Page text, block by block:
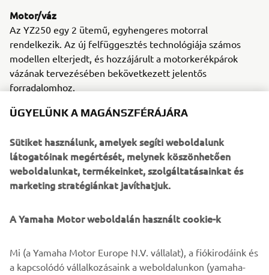
Motor/váz
Az YZ250 egy 2 ütemű, egyhengeres motorral
rendelkezik. Az új felfüggesztés technológiája számos
modellen elterjedt, és hozzájárult a motorkerékpárok
vázának tervezésében bekövetkezett jelentős
forradalomhoz.
1974 55A
©Yamaha Motor Europe N.V. / Yamaha Motor Co., Ltd.
kereskedelmi vagy nem kereskedelmi célokra nem
használhatók fel a Yamaha Motor Europe N.V. és/vagy a
ÜGYELÜNK A MAGÁNSZFÉRÁJÁRA
Sütiket használunk, amelyek segíti weboldalunk
látogatóinak megértését, melynek köszönhetően
weboldalunkat, termékeinket, szolgáltatásainkat és
marketing stratégiánkat javíthatjuk.
A Yamaha Motor weboldalán használt cookie-k
Mi (a Yamaha Motor Europe N.V. vállalat), a fiókirodáink és
a kapcsolódó vállalkozásaink a weboldalunkon (yamaha-